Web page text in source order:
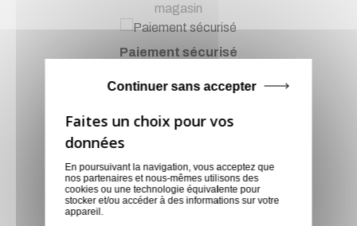
magasin
Paiement sécurisé
Service client
Nous sommes disponibles pour
toutes demandes
En poursuivant la navigation, vous acceptez que
nos partenaires et nous-mêmes utilisons des
cookies ou une technologie équivalente pour
stocker et/ou accéder à des informations sur votre
appareil.
Continuer sans accepter